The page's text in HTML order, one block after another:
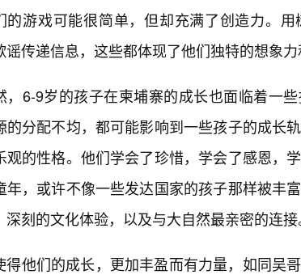
的游戏可能很简单，但却充满了创造力。
谣传递信息，这些都体现了他们独特的想象力
，6-9岁的孩子在柬埔寨的成长也面临着一
的分配不均，都可能影响到一些孩子的成长
观的性格。他们学会了珍惜，学会了感恩，
年，或许不像一些发达国家的孩子那样被丰
深刻的文化体验，以及与大自然最亲密的连接
得他们的成长，更加丰盈而有力量，如同吴